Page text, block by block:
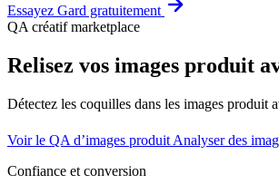
Essayez Gard gratuitement
QA créatif marketplace
Relisez vos images produit
Détectez les coquilles dans les images produit
Voir le QA d’images produit Analyser des
Confiance et conversion